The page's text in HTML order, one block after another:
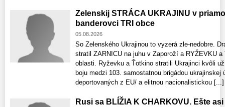
Zelenskij STRÁCA UKRAJINU v
banderovci TRI obce
05.08.2026
So Zelenského Ukrajinou to vyzerá zle-nedobre.
stratil ZARNICU na juhu v Zaporoží a RYŽEVKU
oblasti. Ryževku a Ťotkino stratili Ukrajinci kvôli
boju medzi 103. samostatnou brigádou
deportovaných z EU/ a elitnou nacionalistickou [...]
Rusi sa BLÍŽIA K CHARKOVU. Ešte